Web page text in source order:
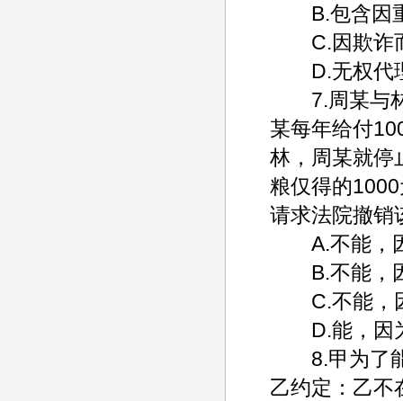
B.包含因重
C.因欺诈而
D.无权代
7.周某与林
某每年给付
林，周某就停
粮仅得的
请求法院撤销
A.不能，因
B.不能，因
C.不能，因
D.能，因为
8.甲为了能
乙约定：乙不